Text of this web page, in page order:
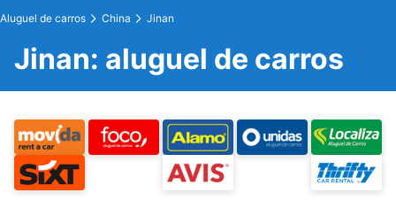
Aluguel de carros China Jinan
Jinan: aluguel de carros